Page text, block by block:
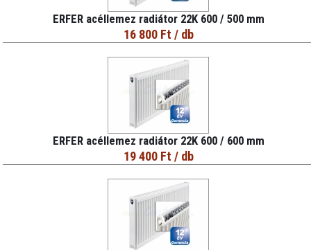
ERFER acéllemez radiátor 22K 600 / 500 mm
16 800 Ft / db
ERFER acéllemez radiátor 22K 600 / 600 mm
19 400 Ft / db